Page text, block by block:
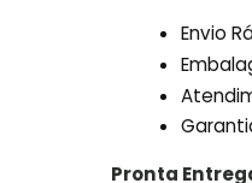
Envio
Pronta